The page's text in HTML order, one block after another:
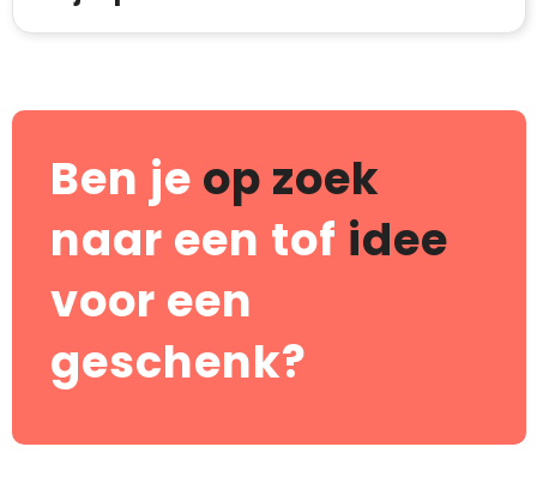
Ben je op zoek
naar een tof idee
voor een
geschenk?